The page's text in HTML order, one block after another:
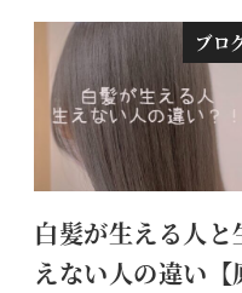
ブロ
白髪が生える人と
えない人の違い【